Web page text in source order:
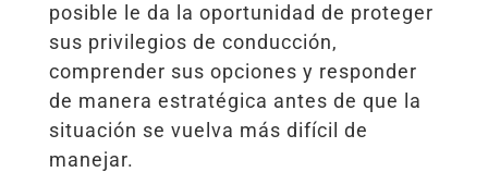
posible le da la oportunidad de proteger
sus privilegios de conducción,
comprender sus opciones y responder
de manera estratégica antes de que la
situación se vuelva más difícil de
manejar.